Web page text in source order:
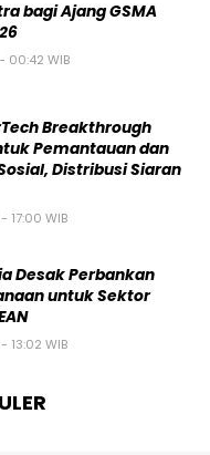
bagi Ajang GSMA
00:42 WIB
Breakthrough
Pemantauan dan
Distribusi Siaran
17:00 WIB
Desak Perbankan
untuk Sektor
13:02 WIB